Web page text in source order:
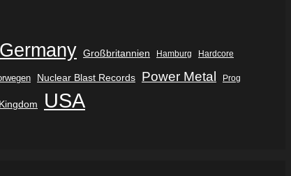
Germany Großbritannien Hamburg Hardcore
Nuclear Blast Records Power Metal Prog
USA